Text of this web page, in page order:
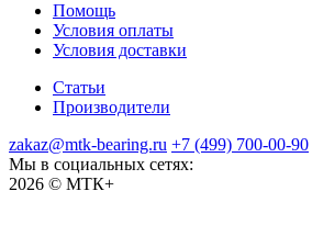
Помощь
Условия оплаты
Условия доставки
Статьи
Производители
zakaz@mtk-bearing.ru +7 (499) 700-00-90
Мы в социальных сетях:
2026 © МТК+